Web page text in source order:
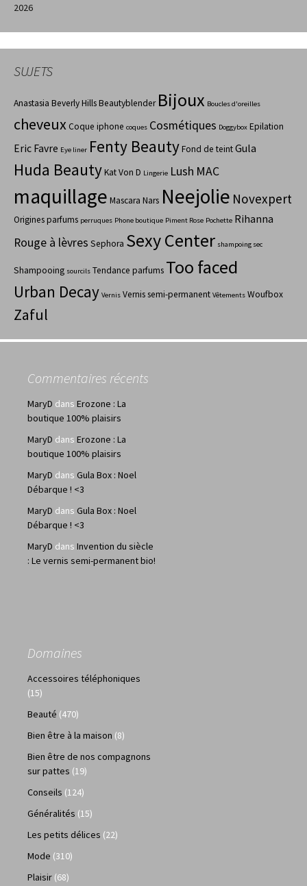
2026
SUJETS
Anastasia Beverly HillsBeautyblender Bijoux Boucles d'oreilles
cheveuxCoque iphone coques Cosmétiques Doggybox Epilation
Eric Favre Eye liner Fenty BeautyFond de teintGula
Huda BeautyKat Von D Lingerie Lush MAC
maquillage Mascara Nars Neejolie Novexpert
Origines parfums perruques Phone boutique Piment Rose Pochette Rihanna
Rouge à lèvres Sephora Sexy Center shampoing sec
Shampooing sourcils Tendance parfums Too faced
Urban Decay Vernis Vernis semi-permanent Vêtements Woufbox
Zaful
Commentaires récents
MaryD dans Erozone : La
boutique 100% plaisirs
MaryD dans Erozone : La
boutique 100% plaisirs
MaryD dans Gula Box : Noel
Débarque ! <3
MaryD dans Gula Box : Noel
Débarque ! <3
MaryD dans Invention du siècle
: Le vernis semi-permanent bio!
Domaines
Accessoires téléphoniques
(15)
Beauté (470)
Bien être à la maison (8)
Bien être de nos compagnons
sur pattes (19)
Conseils (124)
Généralités (15)
Les petits délices (22)
Mode (310)
Plaisir (68)